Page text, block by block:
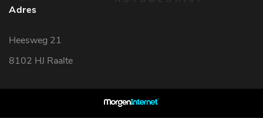
Adres
Heesweg 21
8102 HJ Raalte